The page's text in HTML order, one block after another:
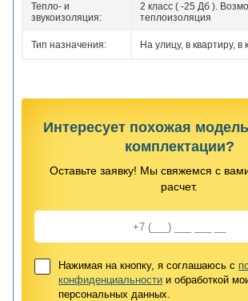
Тепло- и
звукоизоляция:
2 класс ( -25 Дб ).
теплоизоляция
Тип назначения: На улицу, в квартиру, в
Интересует похожая
комплектации?
Оставьте заявку! Мы свяжемся с
расчет.
Нажимая на кнопку, я соглашаюсь с
конфиденциальности и обработкой
персональных данных.